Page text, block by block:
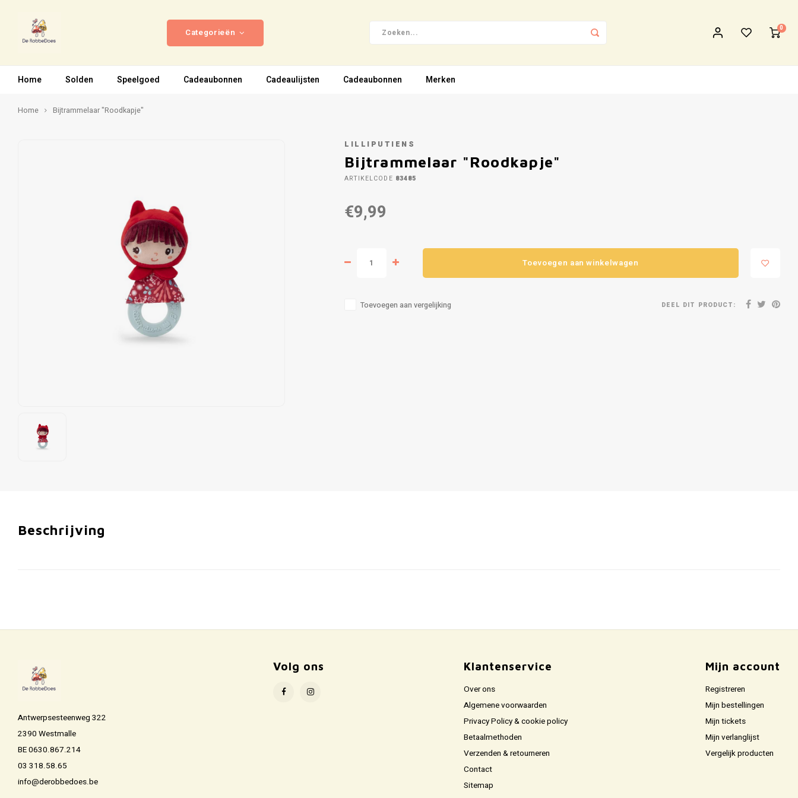
Categorieën 0
Home Solden Speelgoed Cadeaubonnen Cadeaulijsten Cadeaubonnen Merken
Home Bijtrammelaar "Roodkapje"
LILLIPUTIENS
Bijtrammelaar "Roodkapje"
ARTIKELCODE 83485
€9,99
Toevoegen aan winkelwagen
Toevoegen aan vergelijking DEEL DIT PRODUCT:
Beschrijving
Antwerpsesteenweg 322
2390 Westmalle
BE 0630.867.214
03 318.58.65
info@derobbedoes.be
Volg ons Klantenservice
Over ons
Algemene voorwaarden
Privacy Policy & cookie policy
Betaalmethoden
Verzenden & retourneren
Contact
Sitemap
Mijn account
Registreren
Mijn bestellingen
Mijn tickets
Mijn verlanglijst
Vergelijk producten